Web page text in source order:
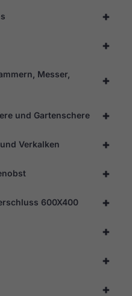
+
+
+
Messer,
+
und Gartenschere
+
Verkalken
+
+
600X400
+
+
+